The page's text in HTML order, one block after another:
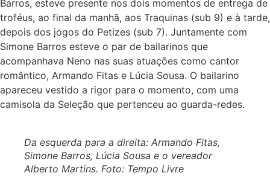
Barros, esteve presente nos dois momentos de entrega de
troféus, ao final da manhã, aos Traquinas (sub 9) e à tarde,
depois dos jogos do Petizes (sub 7). Juntamente com
Simone Barros esteve o par de bailarinos que
acompanhava Neno nas suas atuações como cantor
romântico, Armando Fitas e Lúcia Sousa. O bailarino
apareceu vestido a rigor para o momento, com uma
camisola da Seleção que pertenceu ao guarda-redes.
Da esquerda para a direita: Armando Fitas,
Simone Barros, Lúcia Sousa e o vereador
Alberto Martins. Foto: Tempo Livre